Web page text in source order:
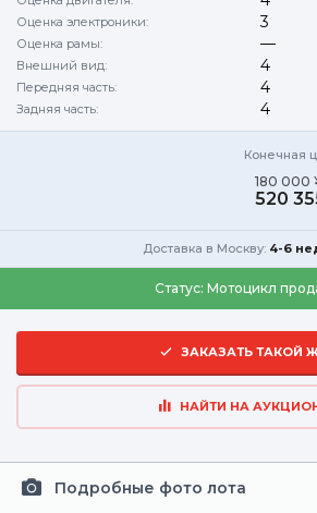
Оценка электроники: 3
Оценка рамы: —
Внешний вид: 4
Передняя часть: 4
Задняя часть: 4
Конечная
180 000
520
Доставка в Москву: 4-6
Статус: Мотоцикл
ЗАКАЗАТЬ ТАКОЙ
НАЙТИ НА
Подробные фото лота